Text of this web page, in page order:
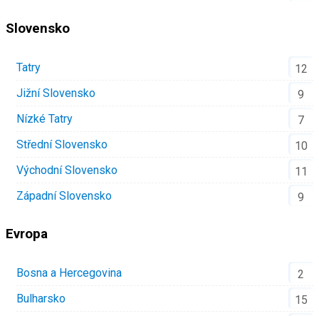
Slovensko
Tatry
12
Jižní Slovensko
9
Nízké Tatry
7
Střední Slovensko
10
Východní Slovensko
11
Západní Slovensko
9
Evropa
Bosna a Hercegovina
2
Bulharsko
15